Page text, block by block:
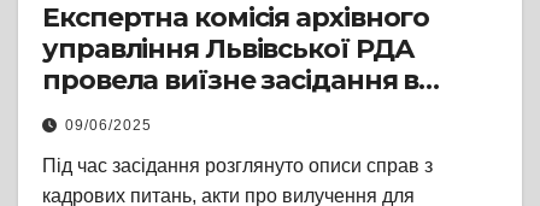
Експертна комісія архівного
управління Львівської РДА
провела виїзне засідання в
Пустомитах
09/06/2025
Під час засідання розглянуто описи справ з
кадрових питань, акти про вилучення для